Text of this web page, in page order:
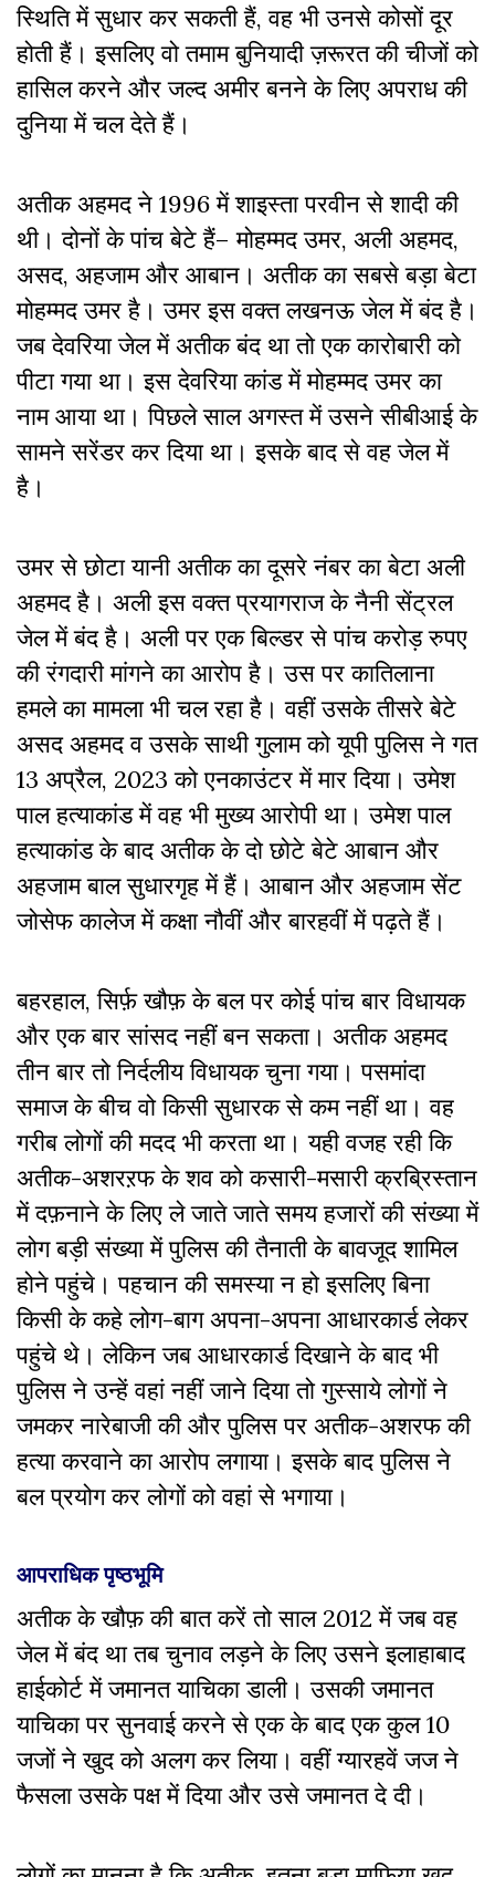
स्थिति में सुधार कर सकती हैं, वह भी उनसे कोसों दूर
होती हैं। इसलिए वो तमाम बुनियादी ज़रूरत की चीजों को
हासिल करने और जल्द अमीर बनने के लिए अपराध की
दुनिया में चल देते हैं।
अतीक अहमद ने 1996 में शाइस्ता परवीन से शादी की
थी। दोनों के पांच बेटे हैं– मोहम्मद उमर, अली अहमद,
असद, अहजाम और आबान। अतीक का सबसे बड़ा बेटा
मोहम्मद उमर है। उमर इस वक्त लखनऊ जेल में बंद है।
जब देवरिया जेल में अतीक बंद था तो एक कारोबारी को
पीटा गया था। इस देवरिया कांड में मोहम्मद उमर का
नाम आया था। पिछले साल अगस्त में उसने सीबीआई के
सामने सरेंडर कर दिया था। इसके बाद से वह जेल में
है।
उमर से छोटा यानी अतीक का दूसरे नंबर का बेटा अली
अहमद है। अली इस वक्त प्रयागराज के नैनी सेंट्रल
जेल में बंद है। अली पर एक बिल्डर से पांच करोड़ रुपए
की रंगदारी मांगने का आरोप है। उस पर कातिलाना
हमले का मामला भी चल रहा है। वहीं उसके तीसरे बेटे
असद अहमद व उसके साथी गुलाम को यूपी पुलिस ने गत
13 अप्रैल, 2023 को एनकाउंटर में मार दिया। उमेश
पाल हत्याकांड में वह भी मुख्य आरोपी था। उमेश पाल
हत्याकांड के बाद अतीक के दो छोटे बेटे आबान और
अहजाम बाल सुधारगृह में हैं। आबान और अहजाम सेंट
जोसेफ कालेज में कक्षा नौवीं और बारहवीं में पढ़ते हैं।
बहरहाल, सिर्फ़ खौफ़ के बल पर कोई पांच बार विधायक
और एक बार सांसद नहीं बन सकता। अतीक अहमद
तीन बार तो निर्दलीय विधायक चुना गया। पसमांदा
समाज के बीच वो किसी सुधारक से कम नहीं था। वह
गरीब लोगों की मदद भी करता था। यही वजह रही कि
अतीक-अशरऱफ के शव को कसारी-मसारी क्रब्रिस्तान
में दफ़नाने के लिए ले जाते जाते समय हजारों की संख्या में
लोग बड़ी संख्या में पुलिस की तैनाती के बावजूद शामिल
होने पहुंचे। पहचान की समस्या न हो इसलिए बिना
किसी के कहे लोग-बाग अपना-अपना आधारकार्ड लेकर
पहुंचे थे। लेकिन जब आधारकार्ड दिखाने के बाद भी
पुलिस ने उन्हें वहां नहीं जाने दिया तो गुस्साये लोगों ने
जमकर नारेबाजी की और पुलिस पर अतीक-अशरफ की
हत्या करवाने का आरोप लगाया। इसके बाद पुलिस ने
बल प्रयोग कर लोगों को वहां से भगाया।
आपराधिक पृष्ठभूमि
अतीक के खौफ़ की बात करें तो साल 2012 में जब वह
जेल में बंद था तब चुनाव लड़ने के लिए उसने इलाहाबाद
हाईकोर्ट में जमानत याचिका डाली। उसकी जमानत
याचिका पर सुनवाई करने से एक के बाद एक कुल 10
जजों ने खुद को अलग कर लिया। वहीं ग्यारहवें जज ने
फैसला उसके पक्ष में दिया और उसे जमानत दे दी।